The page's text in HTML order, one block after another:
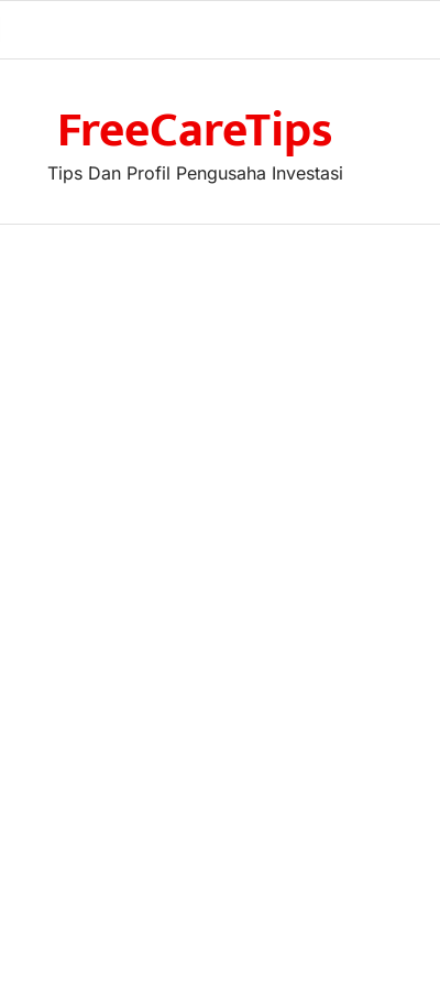
FreeCareTips
Tips Dan Profil Pengusaha Investasi